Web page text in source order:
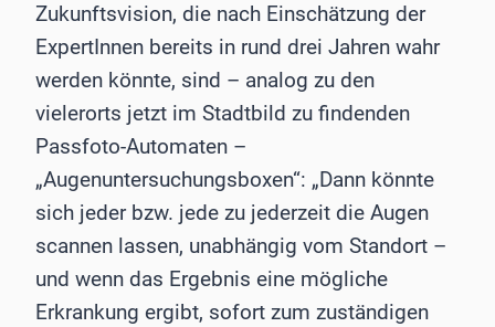
Zukunftsvision, die nach Einschätzung der
ExpertInnen bereits in rund drei Jahren wahr
werden könnte, sind – analog zu den
vielerorts jetzt im Stadtbild zu findenden
Passfoto-Automaten –
„Augenuntersuchungsboxen“: „Dann könnte
sich jeder bzw. jede zu jederzeit die Augen
scannen lassen, unabhängig vom Standort –
und wenn das Ergebnis eine mögliche
Erkrankung ergibt, sofort zum zuständigen